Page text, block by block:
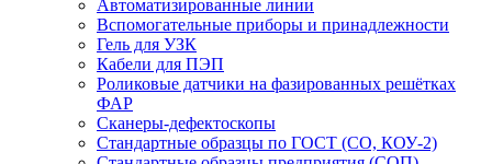
Автоматизированные линии
Вспомогательные приборы и принадлежности
Гель для УЗК
Кабели для ПЭП
Роликовые датчики на фазированных решётках
ФАР
Сканеры-дефектоскопы
Стандартные образцы по ГОСТ (СО, КОУ-2)